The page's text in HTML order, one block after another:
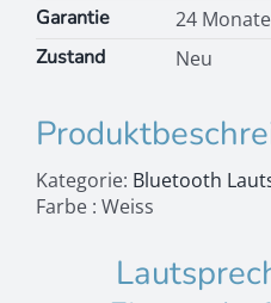
Garantie
24 Monate
Zustand
Neu
Kategorie: Bluetooth
Farbe : Weiss